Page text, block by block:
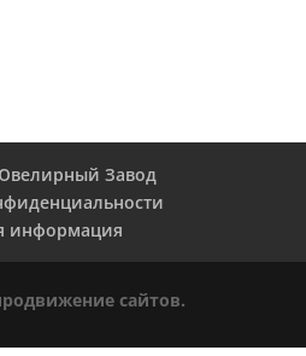
Завод
информация
сайтов.